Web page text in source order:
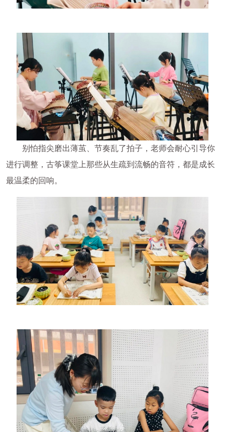
别怕指尖磨出薄茧、节奏乱了拍子，老师会耐心引导你
进行调整，古筝课堂上那些从生疏到流畅的音符，都是成长
最温柔的回响。